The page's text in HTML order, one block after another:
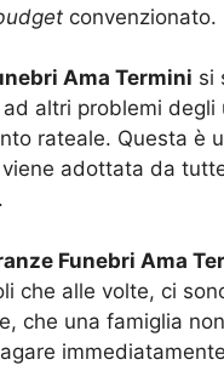
convenzionato.
Ama Termini si
altri problemi degli
rateale. Questa è
adottata da
Funebri Ama
che alle volte, ci
che una famiglia